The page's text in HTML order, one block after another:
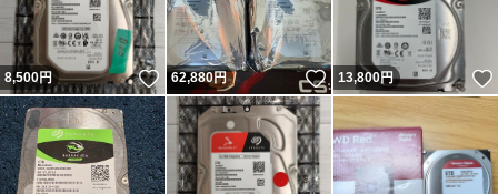
8,500円 いいね！
62,880円 いいね！
13,800円